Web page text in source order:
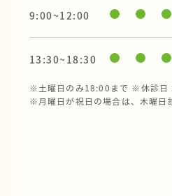
9:00~12:00
13:30~18:30
※土曜日のみ18:00まで ※休診日
※月曜日が祝日の場合は、木曜日